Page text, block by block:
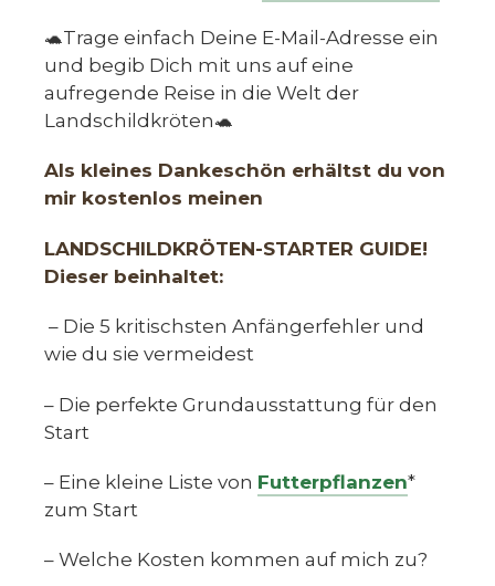
🐢Trage einfach Deine E-Mail-Adresse ein
und begib Dich mit uns auf eine
aufregende Reise in die Welt der
Landschildkröten🐢
Als kleines Dankeschön erhältst du von
mir kostenlos meinen
LANDSCHILDKRÖTEN-STARTER GUIDE!
Dieser beinhaltet:
– Die 5 kritischsten Anfängerfehler und
wie du sie vermeidest
– Die perfekte Grundausstattung für den
Start
– Eine kleine Liste von Futterpflanzen*
zum Start
– Welche Kosten kommen auf mich zu?